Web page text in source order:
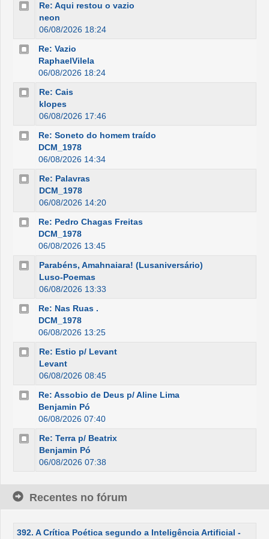
Re: Aqui restou o vazio
neon
06/08/2026 18:24
Re: Vazio
RaphaelVilela
06/08/2026 18:24
Re: Cais
klopes
06/08/2026 17:46
Re: Soneto do homem traído
DCM_1978
06/08/2026 14:34
Re: Palavras
DCM_1978
06/08/2026 14:20
Re: Pedro Chagas Freitas
DCM_1978
06/08/2026 13:45
Parabéns, Amahnaiara! (Lusaniversário)
Luso-Poemas
06/08/2026 13:33
Re: Nas Ruas .
DCM_1978
06/08/2026 13:25
Re: Estio p/ Levant
Levant
06/08/2026 08:45
Re: Assobio de Deus p/ Aline Lima
Benjamin Pó
06/08/2026 07:40
Re: Terra p/ Beatrix
Benjamin Pó
06/08/2026 07:38
Recentes no fórum
392. A Crítica Poética segundo a Inteligência Artificial -